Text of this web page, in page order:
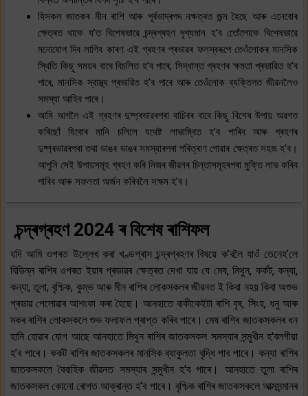
যিসকল জাতকৰ মীন ৰাশি আৰু পূৰ্বভাদ্ৰপদ নক্ষত্ৰত জন্ম হৈছে আৰু এনেবোৰ
ক্ষেত্ৰত থাকে য’ত বিশেষভাৱে চন্দ্ৰগ্ৰহণ দৃশ্যমান হ’ব তেোঁলোকে বিশেষভাৱে
মনোযোগ দিব লাগিব কাৰণ এই গ্ৰহণৰ প্ৰভাৱৰ ফলস্বৰূপে তেওঁলোকৰ মানসিক
স্থিতি কিছু সময়ৰ বাবে বিচলিত হ’ব পাৰে, সিদ্ধান্ত গ্ৰহণৰ ক্ষমতা প্ৰভাৱিত হ’ব
পাৰে, মানসিক স্বাস্থ্য প্ৰভাৱিত হ’ব পাৰে আৰু তেওঁলোক ব্যক্তিগত জীৱনলৈও
সমস্যা আহিব পাৰে।
আমি আগলৈ এই গ্ৰহণৰ দুষ্প্ৰভাৱৰপৰা বাচিবৰ বাবে কিছু বিশেষ উপায় অৱগত
কৰিছোঁ যিবোৰ মানি চলিলে যথেষ্ট লাভাম্বিত হ’ব পাৰিব আৰু গ্ৰহণৰ
দুষ্প্ৰভাৱৰপৰা তথা ডাঙৰ ডাঙৰ সমস্যাৰপৰা পৰিত্ৰাণ পোৱাৰ ক্ষেত্ৰত সহজ হ’ব।
আপুনি সেই উপায়সমূহ গ্ৰহণ কৰি নিজৰ জীৱনৰ চিন্তাসমূহৰপৰা মুক্তি লাভ কৰিব
পাৰিব আৰু সফলতা অৰ্জন কৰিবলৈ সক্ষম হ’ব।
চন্দ্ৰগ্ৰহণ 2024 ৰ বিশেষ ৰাশিফল
যদি আমি ওপৰত উল্লেখ কৰা খণ্ডগ্ৰাস চন্দ্ৰগ্ৰহণৰ বিষয়ে ক’বলৈ যাওঁ তেনেহ’লে
বিভিন্ন ৰাশিৰ ওপৰত ইয়াৰ প্ৰভাৱৰ ক্ষেত্ৰত দেখা যায় যে মেষ, মিথুন, কৰ্কট, কন্যা,
কন্যা, তুলা, বৃশ্চিক, কুম্ভ আৰু মীন ৰাশিৰ লোকসকলৰ জীৱনত ই কিবা নহয় কিবা অশুভ
প্ৰভাৱ পেলোৱাৰ আশংকা কৰা হৈছে। আনহাতে বাকীকেইটা ৰাশি বৃষ, সিংহ, ধনু আৰু
মকৰ ৰাশিৰ লোকসকলে শুভ ফলাফল প্ৰাপ্ত কৰিব পাৰে। মেষ ৰাশিৰ জাতকসকলৰ ধন
হানি হোৱাৰ যোগ আছে আনহাতে মিথুন ৰাশিৰ জাতকসকল সমস্যাৰ সন্মুখীন হ'বলগীয়া
হ’ব পাৰে। কৰ্কট ৰাশিৰ জাতকসকলৰ মানসিক ব্যাকুলতা বৃদ্ধি পাব পাৰে। কন্যা ৰাশিৰ
জাতকসকলে বৈবাহিক জীৱনত সমস্যাৰ সন্মুখীন হ'ব পাৰে। আনহাতে তুলা ৰাশিৰ
জাতকসকল কোনো ৰোগত আক্ৰান্ত হ'ব পাৰে। বৃশ্চিক ৰাশিৰ জাতকসকলে আত্মসন্মানৰ